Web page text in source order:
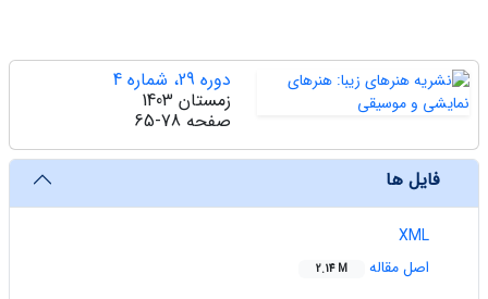
دوره 29، شماره 4
زمستان 1403
صفحه 65-78
فایل ها
XML
اصل مقاله
2.14 M